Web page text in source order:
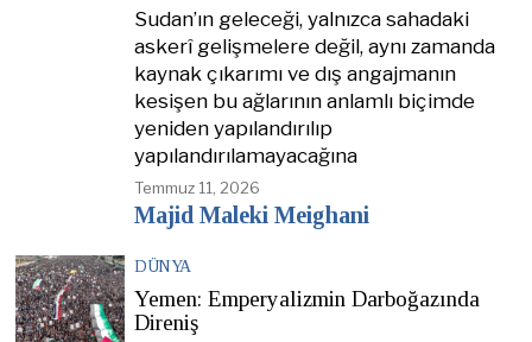
Sudan’ın geleceği, yalnızca sahadaki
askerî gelişmelere değil, aynı zamanda
kaynak çıkarımı ve dış angajmanın
kesişen bu ağlarının anlamlı biçimde
yeniden yapılandırılıp
yapılandırılamayacağına
Temmuz 11, 2026
Majid Maleki Meighani
DÜNYA
Yemen: Emperyalizmin Darboğazında
Direniş